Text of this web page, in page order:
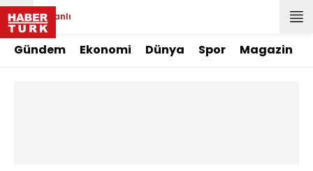
Canlı
Gündem Ekonomi Dünya Spor Magazin